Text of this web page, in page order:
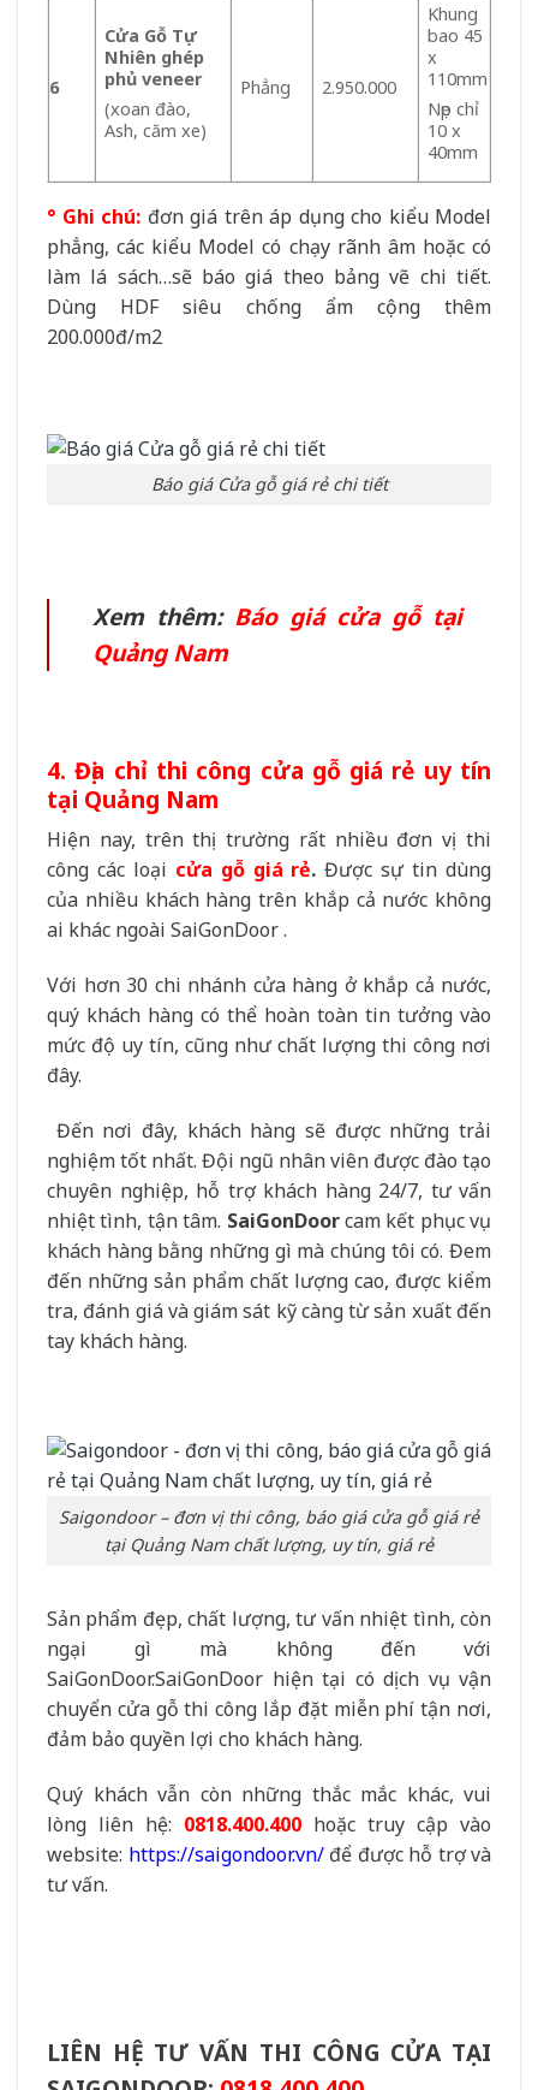
6
Cửa Gỗ Tự
Nhiên ghép
phủ veneer
(xoan đào,
Ash, căm xe)
Phẳng 2.950.000
Khung
bao 45
x
110mm
Nẹp chỉ
10 x
40mm
° Ghi chú: đơn giá trên áp dụng cho kiểu Model
phẳng, các kiểu Model có chạy rãnh âm hoặc có
làm lá sách…sẽ báo giá theo bảng vẽ chi tiết.
Dùng HDF siêu chống ẩm cộng thêm
200.000đ/m2
Báo giá Cửa gỗ giá rẻ chi tiết
Xem thêm: Báo giá cửa gỗ tại
Quảng Nam
4. Địa chỉ thi công cửa gỗ giá rẻ uy tín
tại Quảng Nam
Hiện nay, trên thị trường rất nhiều đơn vị thi
công các loại cửa gỗ giá rẻ. Được sự tin dùng
của nhiều khách hàng trên khắp cả nước không
ai khác ngoài SaiGonDoor .
Với hơn 30 chi nhánh cửa hàng ở khắp cả nước,
quý khách hàng có thể hoàn toàn tin tưởng vào
mức độ uy tín, cũng như chất lượng thi công nơi
đây.
Đến nơi đây, khách hàng sẽ được những trải
nghiệm tốt nhất. Đội ngũ nhân viên được đào tạo
chuyên nghiệp, hỗ trợ khách hàng 24/7, tư vấn
nhiệt tình, tận tâm. SaiGonDoorcam kết phục vụ
khách hàng bằng những gì mà chúng tôi có. Đem
đến những sản phẩm chất lượng cao, được kiểm
tra, đánh giá và giám sát kỹ càng từ sản xuất đến
tay khách hàng.
Saigondoor – đơn vị thi công, báo giá cửa gỗ giá rẻ
tại Quảng Nam chất lượng, uy tín, giá rẻ
Sản phẩm đẹp, chất lượng, tư vấn nhiệt tình, còn
ngại gì mà không đến với
SaiGonDoor.SaiGonDoor hiện tại có dịch vụ vận
chuyển cửa gỗ thi công lắp đặt miễn phí tận nơi,
đảm bảo quyền lợi cho khách hàng.
Quý khách vẫn còn những thắc mắc khác, vui
lòng liên hệ: 0818.400.400 hoặc truy cập vào
website: https://saigondoor.vn/để được hỗ trợ và
tư vấn.
LIÊN HỆ TƯ VẤN THI CÔNG CỬA TẠI